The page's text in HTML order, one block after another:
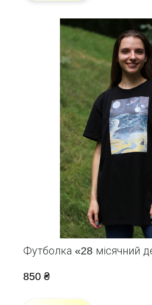
Футболка «28 місячний
850 ₴